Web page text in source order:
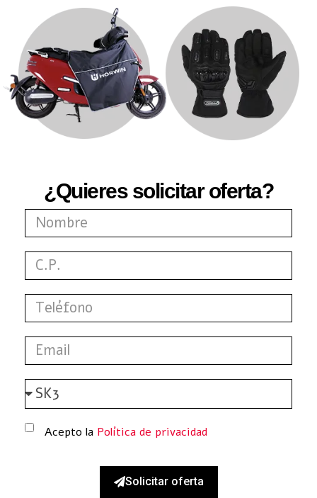
¿Quieres solicitar oferta?
Acepto la Política de privacidad
Solicitar oferta